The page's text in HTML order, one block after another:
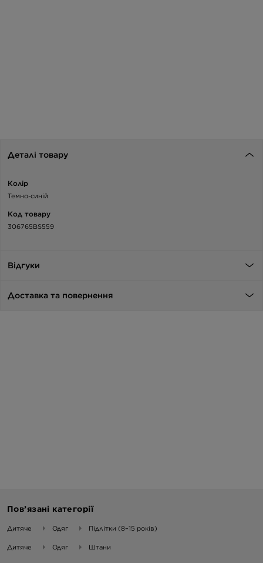
Деталі товару
Колір
Темно-синій
Код товару
306765BS559
Відгуки
Доставка та повернення
Пов’язані категорії
Дитяче Одяг Підлітки (8–15 років)
Дитяче Одяг Штани